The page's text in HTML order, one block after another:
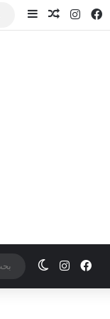
فيسبوكانستقرام
مقال
فيسبوكانستقرامالوضع